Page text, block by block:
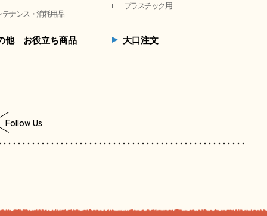
テナンス・消耗用品
プラスチック用
他 お役立ち商品 大口注文
Follow Us